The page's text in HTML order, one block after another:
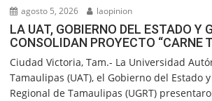
agosto 5, 2026 laopinion
LA UAT, GOBIERNO DEL ESTADO Y
CONSOLIDAN PROYECTO “CARNE
Ciudad Victoria, Tam.- La Universidad
Tamaulipas (UAT), el Gobierno del Estado
Regional de Tamaulipas (UGRT)